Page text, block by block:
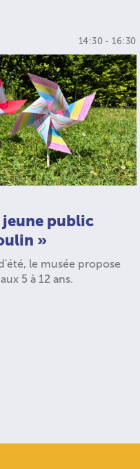
14:30 - 16:30
public
»
le musée propose
5 à 12 ans.